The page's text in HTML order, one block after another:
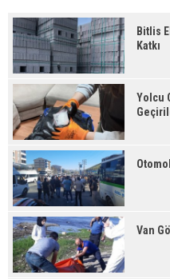
Bitlis
Katkı
Yolcu
Van